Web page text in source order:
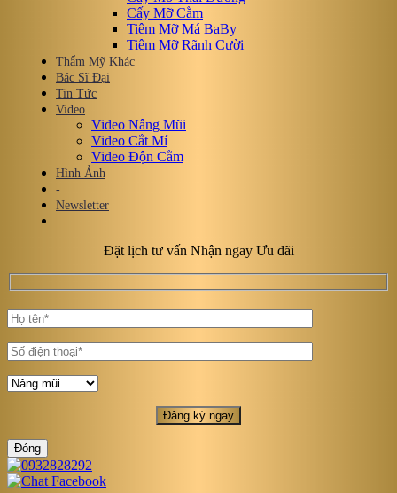
Cấy Mỡ Cằm
Tiêm Mỡ Má BaBy
Tiêm Mỡ Rãnh Cười
Thẩm Mỹ Khác
Bác Sĩ Đại
Tin Tức
Video
Video Nâng Mũi
Video Cắt Mí
Video Độn Cằm
Hình Ảnh
-
Newsletter
Đặt lịch tư vấn Nhận ngay Ưu đãi
Đóng